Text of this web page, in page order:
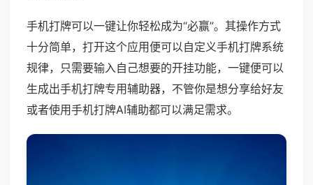
手机打牌可以一键让你轻松成为“必赢”。其操作方式
十分简单，打开这个应用便可以自定义手机打牌系统
规律，只需要输入自己想要的开挂功能，一键便可以
生成出手机打牌专用辅助器，不管你是想分享给好友
或者使用手机打牌AI辅助都可以满足需求。